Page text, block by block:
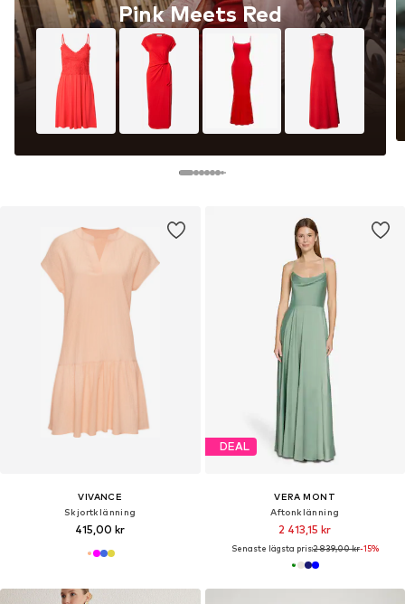
Pink Meets Red
VIVANCE
Skjortklänning
415,00 kr
DEAL
VERA MONT
Aftonklänning
2 413,15 kr
Senaste lägsta pris:2 839,00 kr-15%